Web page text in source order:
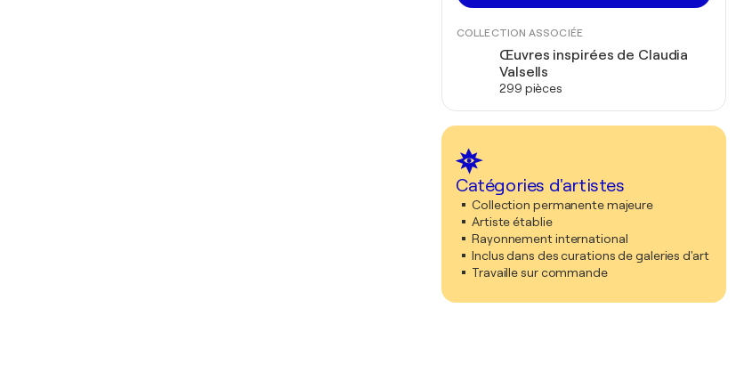
COLLECTION ASSOCIÉE
Œuvres inspirées de Claudia
Valsells
299 pièces
Catégories d'artistes
Collection permanente majeure
Artiste établie
Rayonnement international
Inclus dans des curations de galeries d'art
Travaille sur commande